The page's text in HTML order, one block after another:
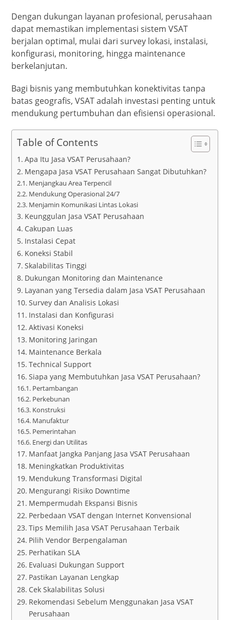
Dengan dukungan layanan profesional, perusahaan
dapat memastikan implementasi sistem VSAT
berjalan optimal, mulai dari survey lokasi, instalasi,
konfigurasi, monitoring, hingga maintenance
berkelanjutan.
Bagi bisnis yang membutuhkan konektivitas tanpa
batas geografis, VSAT adalah investasi penting untuk
mendukung pertumbuhan dan efisiensi operasional.
Table of Contents
Apa Itu Jasa VSAT Perusahaan?
Mengapa Jasa VSAT Perusahaan Sangat Dibutuhkan?
Menjangkau Area Terpencil
Mendukung Operasional 24/7
Menjamin Komunikasi Lintas Lokasi
Keunggulan Jasa VSAT Perusahaan
Cakupan Luas
Instalasi Cepat
Koneksi Stabil
Skalabilitas Tinggi
Dukungan Monitoring dan Maintenance
Layanan yang Tersedia dalam Jasa VSAT Perusahaan
Survey dan Analisis Lokasi
Instalasi dan Konfigurasi
Aktivasi Koneksi
Monitoring Jaringan
Maintenance Berkala
Technical Support
Siapa yang Membutuhkan Jasa VSAT Perusahaan?
Pertambangan
Perkebunan
Konstruksi
Manufaktur
Pemerintahan
Energi dan Utilitas
Manfaat Jangka Panjang Jasa VSAT Perusahaan
Meningkatkan Produktivitas
Mendukung Transformasi Digital
Mengurangi Risiko Downtime
Mempermudah Ekspansi Bisnis
Perbedaan VSAT dengan Internet Konvensional
Tips Memilih Jasa VSAT Perusahaan Terbaik
Pilih Vendor Berpengalaman
Perhatikan SLA
Evaluasi Dukungan Support
Pastikan Layanan Lengkap
Cek Skalabilitas Solusi
Rekomendasi Sebelum Menggunakan Jasa VSAT
Perusahaan